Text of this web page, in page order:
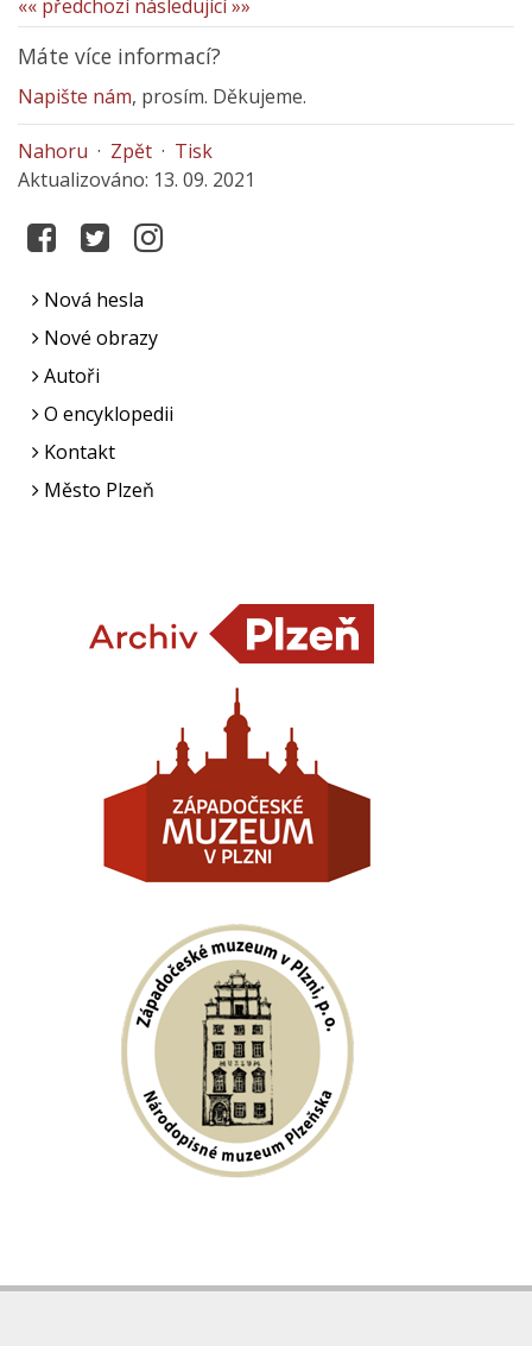
«« předchozí následující »»
Máte více informací?
Napište nám, prosím. Děkujeme.
Nahoru · Zpět · Tisk
Aktualizováno: 13. 09. 2021
Nová hesla
Nové obrazy
Autoři
O encyklopedii
Kontakt
Město Plzeň